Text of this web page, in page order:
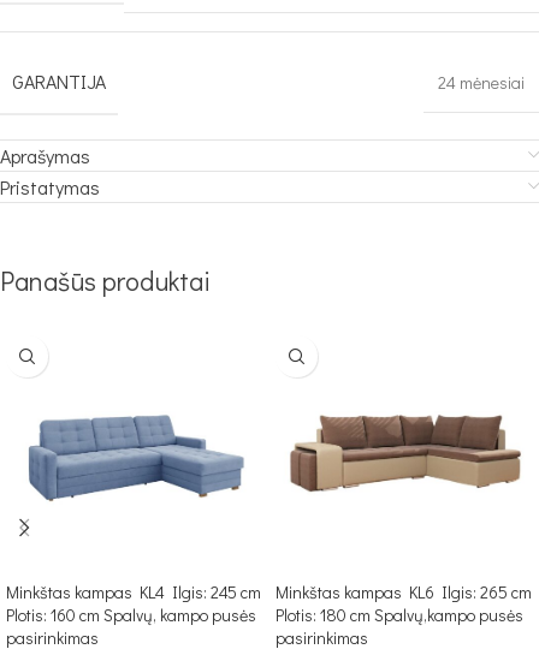
GARANTIJA 24 mėnesiai
Aprašymas
Pristatymas
Panašūs produktai
Minkštas kampas KL4 Ilgis: 245 cm
Plotis: 160 cm Spalvų, kampo pusės
pasirinkimas
Minkštas kampas KL6 Ilgis: 265 cm
Plotis: 180 cm Spalvų,kampo pusės
pasirinkimas